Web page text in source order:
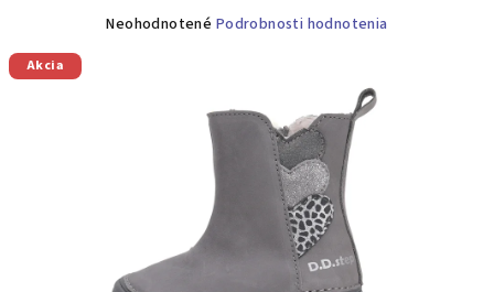
Priemerné
Neohodnotené Podrobnosti hodnotenia
Akcia